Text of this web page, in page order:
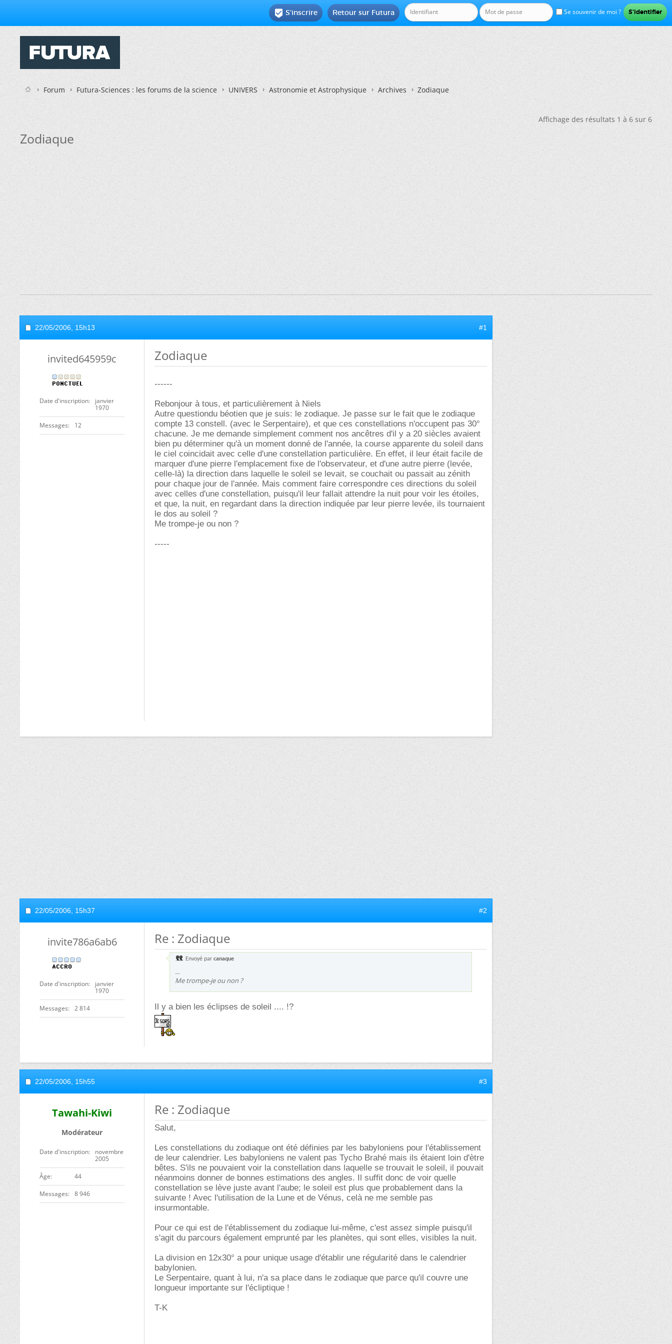
Se souvenir de moi ?
Retour sur Futura
 S'inscrire
Forum Futura-Sciences : les forums de la science UNIVERS Astronomie et Astrophysique Archives Zodiaque
Affichage des résultats 1 à 6 sur 6
Zodiaque
22/05/2006, 15h13 #1
invited645959c
Date d'inscription
janvier
1970
Messages 12
Zodiaque
------
Rebonjour à tous, et particulièrement à Niels
Autre questiondu béotien que je suis: le zodiaque. Je passe sur le fait que le zodiaque
compte 13 constell. (avec le Serpentaire), et que ces constellations n'occupent pas 30°
chacune. Je me demande simplement comment nos ancêtres d'il y a 20 siècles avaient
bien pu déterminer qu'à un moment donné de l'année, la course apparente du soleil dans
le ciel coincidait avec celle d'une constellation particulière. En effet, il leur était facile de
marquer d'une pierre l'emplacement fixe de l'observateur, et d'une autre pierre (levée,
celle-là) la direction dans laquelle le soleil se levait, se couchait ou passait au zénith
pour chaque jour de l'année. Mais comment faire correspondre ces directions du soleil
avec celles d'une constellation, puisqu'il leur fallait attendre la nuit pour voir les étoiles,
et que, la nuit, en regardant dans la direction indiquée par leur pierre levée, ils tournaient
le dos au soleil ?
Me trompe-je ou non ?
-----
22/05/2006, 15h37 #2
invite786a6ab6
Date d'inscription
janvier
1970
Messages 2 814
Re : Zodiaque
Envoyé par canaque
...
Me trompe-je ou non ?
Il y a bien les éclipses de soleil .... !?
22/05/2006, 15h55 #3
Tawahi-Kiwi
Modérateur
Date d'inscription
novembre
2005
ge 44
Messages 8 946
Re : Zodiaque
Salut,
Les constellations du zodiaque ont été définies par les babyloniens pour l'établissement
de leur calendrier. Les babyloniens ne valent pas Tycho Brahé mais ils étaient loin d'ètre
bêtes. S'ils ne pouvaient voir la constellation dans laquelle se trouvait le soleil, il pouvait
néanmoins donner de bonnes estimations des angles. Il suffit donc de voir quelle
constellation se lève juste avant l'aube; le soleil est plus que probablement dans la
suivante ! Avec l'utilisation de la Lune et de Vénus, celà ne me semble pas
insurmontable.
Pour ce qui est de l'établissement du zodiaque lui-même, c'est assez simple puisqu'il
s'agit du parcours également emprunté par les planètes, qui sont elles, visibles la nuit.
La division en 12x30° a pour unique usage d'établir une régularité dans le calendrier
babylonien.
Le Serpentaire, quant à lui, n'a sa place dans le zodiaque que parce qu'il couvre une
longueur importante sur l'écliptique !
T-K